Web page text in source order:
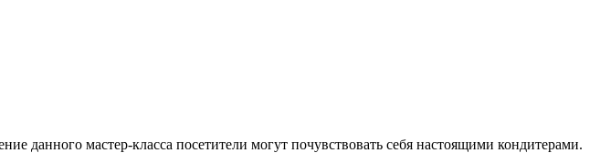
данного мастер-класса посетители могут почувствовать себя настоящими кондитерами.